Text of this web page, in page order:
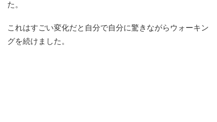
た。
これはすごい変化だと自分で自分に驚きながらウォーキン
グを続けました。